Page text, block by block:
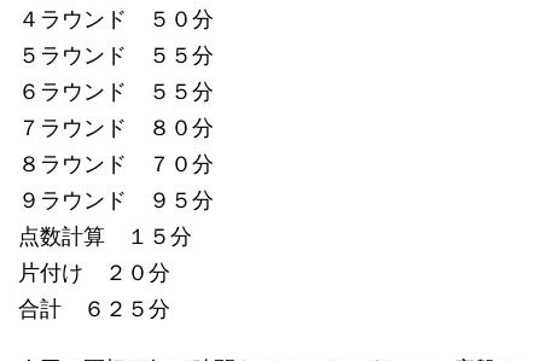
４ラウンド ５０分
５ラウンド ５５分
６ラウンド ５５分
７ラウンド ８０分
８ラウンド ７０分
９ラウンド ９５分
点数計算 １５分
片付け ２０分
合計 ６２５分